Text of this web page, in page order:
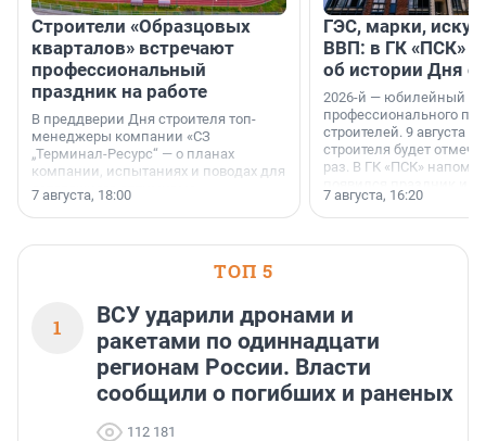
Строители «Образцовых
кварталов» встречают
профессиональный
праздник на работе
В преддверии Дня строителя топ-
менеджеры компании «СЗ
„Терминал-Ресурс“ — о планах
компании, испытаниях и поводах для
осторожного оптимизма.
7 августа, 18:00
ГЭС, марки,
ВВП: в ГК «ПСК»
об истории Дня
2026-й — юбилейный
профессионального
строителей. 9 августа
строителя будет
раз. В ГК «ПСК»
поменялась роль
7 августа, 16:20
ТОП 5
1
ВСУ ударили дронами и
ракетами по одиннадцати
регионам России. Власти
сообщили о погибших и раненых
112 181